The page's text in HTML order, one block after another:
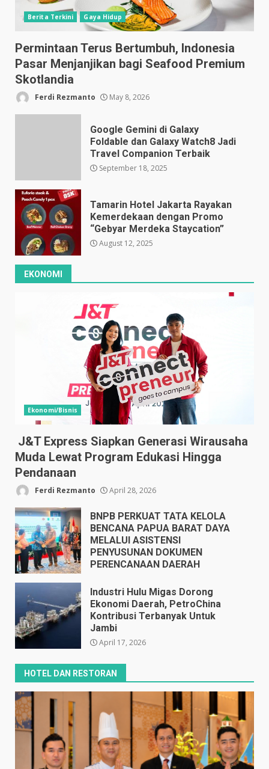
Berita Terkini Gaya Hidup
Permintaan Terus Bertumbuh, Indonesia
Pasar Menjanjikan bagi Seafood Premium
Skotlandia
Ferdi Rezmanto May 8, 2026
Google Gemini di Galaxy
Foldable dan Galaxy Watch8 Jadi
Travel Companion Terbaik
September 18, 2025
Tamarin Hotel Jakarta Rayakan
Kemerdekaan dengan Promo
“Gebyar Merdeka Staycation”
August 12, 2025
EKONOMI
Ekonomi/Bisnis
J&T Express Siapkan Generasi Wirausaha
Muda Lewat Program Edukasi Hingga
Pendanaan
Ferdi Rezmanto April 28, 2026
BNPB PERKUAT TATA KELOLA
BENCANA PAPUA BARAT DAYA
MELALUI ASISTENSI
PENYUSUNAN DOKUMEN
PERENCANAAN DAERAH
Industri Hulu Migas Dorong
Ekonomi Daerah, PetroChina
Kontribusi Terbanyak Untuk
Jambi
April 17, 2026
HOTEL DAN RESTORAN